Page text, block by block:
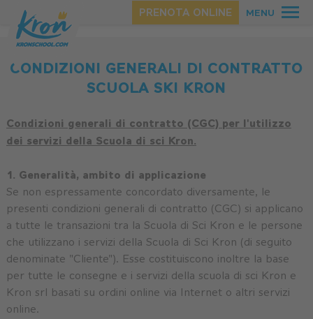
CGCPRENOTA ONLINE MENU
CONDIZIONI GENERALI DI CONTRATTO
SCUOLA SKI KRON
Condizioni generali di contratto (CGC) per l'utilizzo
dei servizi della Scuola di sci Kron.
1. Generalità, ambito di applicazione
Se non espressamente concordato diversamente, le
presenti condizioni generali di contratto (CGC) si applicano
a tutte le transazioni tra la Scuola di Sci Kron e le persone
che utilizzano i servizi della Scuola di Sci Kron (di seguito
denominate "Cliente"). Esse costituiscono inoltre la base
per tutte le consegne e i servizi della scuola di sci Kron e
Kron srl basati su ordini online via Internet o altri servizi
online.